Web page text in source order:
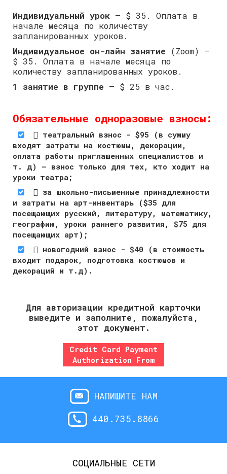
Индивидуальный урок – $ 35. Оплата в
начале месяца по количеству
запланированных уроков.
Индивидуальное он-лайн занятие (Zoom) –
$ 35. Оплата в начале месяца по
количеству запланированных уроков.
1 занятие в группе – $ 25 в час.
Обязательные одноразовые взносы:
 театральный взнос - $95 (в сумму
входят затраты на костюмы, декорации,
оплата работы приглашенных специалистов и
т. д) – взнос только для тех, кто ходит на
уроки театра;
 за школьно-письменные принадлежности
и затраты на арт-инвентарь ($35 для
посещающих русский, литературу, математику,
географию, уроки раннего развития, $75 для
посещающих арт);
 новогодний взнос - $40 (в стоимость
входит подарок, подготовка костюмов и
декораций и т.д).
Для авторизации кредитной карточки
выведите и заполните, пожалуйста,
этот документ.
Credit Card Payment
Authorization From
НАПИШИТЕ НАМ
440.735.8866
СОЦИАЛЬНЫЕ СЕТИ